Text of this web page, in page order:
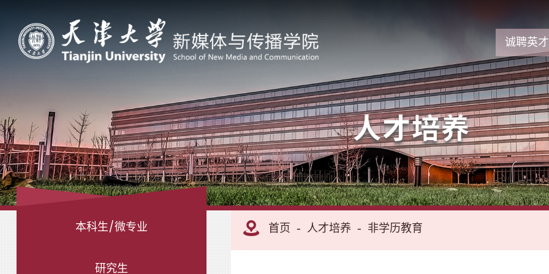
诚聘英才
人才培养
首页 人才培养 非学历教育
本科生/微专业
研究生